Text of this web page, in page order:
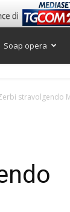
Soap opera
stravolgendo